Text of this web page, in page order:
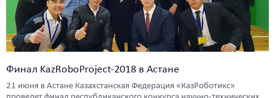
Финал KazRoboProject-2018 в Астане
21 июня в Астане Казахстанская Федерация «КазРоботикс»